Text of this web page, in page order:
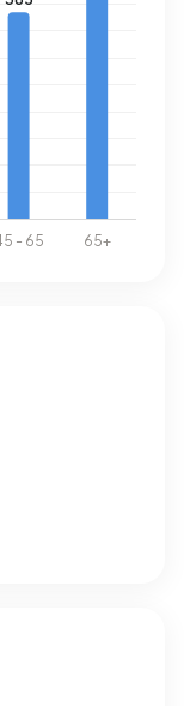
lager dan het
een jaarlijkse
8%
m³.